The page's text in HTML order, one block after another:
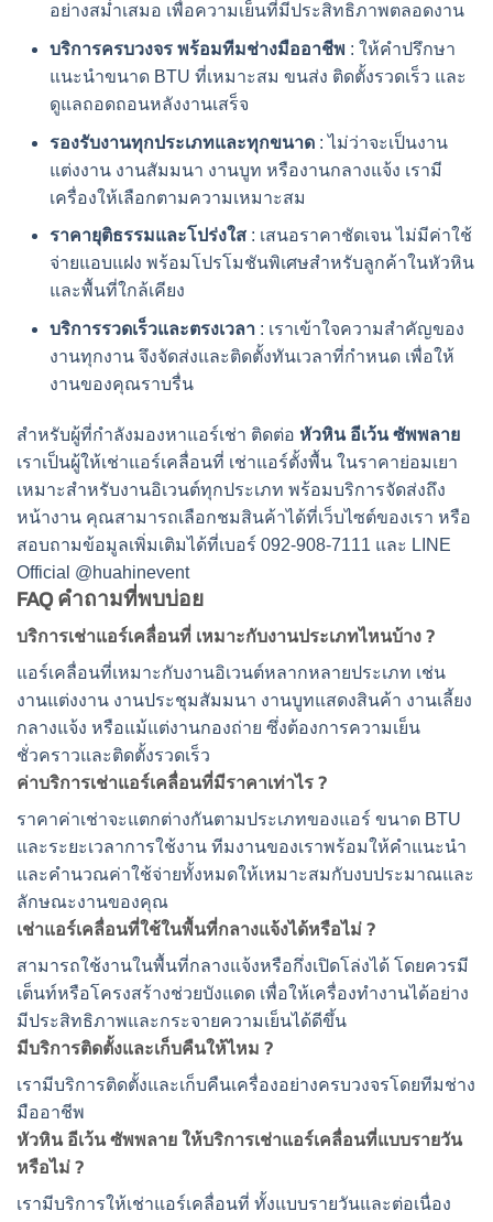
อย่างสม่ำเสมอ เพื่อความเย็นที่มีประสิทธิภาพตลอดงาน
บริการครบวงจร พร้อมทีมช่างมืออาชีพ : ให้คำปรึกษา
แนะนำขนาด BTU ที่เหมาะสม ขนส่ง ติดตั้งรวดเร็ว และ
ดูแลถอดถอนหลังงานเสร็จ
รองรับงานทุกประเภทและทุกขนาด : ไม่ว่าจะเป็นงาน
แต่งงาน งานสัมมนา งานบูท หรืองานกลางแจ้ง เรามี
เครื่องให้เลือกตามความเหมาะสม
ราคายุติธรรมและโปร่งใส : เสนอราคาชัดเจน ไม่มีค่าใช้
จ่ายแอบแฝง พร้อมโปรโมชันพิเศษสำหรับลูกค้าในหัวหิน
และพื้นที่ใกล้เคียง
บริการรวดเร็วและตรงเวลา : เราเข้าใจความสำคัญของ
งานทุกงาน จึงจัดส่งและติดตั้งทันเวลาที่กำหนด เพื่อให้
งานของคุณราบรื่น
สำหรับผู้ที่กำลังมองหาแอร์เช่า ติดต่อ หัวหิน อีเว้น ซัพพลาย
เราเป็นผู้ให้เช่าแอร์เคลื่อนที่ เช่าแอร์ตั้งพื้น ในราคาย่อมเยา
เหมาะสำหรับงานอิเวนต์ทุกประเภท พร้อมบริการจัดส่งถึง
หน้างาน คุณสามารถเลือกชมสินค้าได้ที่เว็บไซต์ของเรา หรือ
สอบถามข้อมูลเพิ่มเติมได้ที่เบอร์ 092-908-7111 และ LINE
Official @huahinevent
FAQ คำถามที่พบบ่อย
บริการเช่าแอร์เคลื่อนที่ เหมาะกับงานประเภทไหนบ้าง ?
แอร์เคลื่อนที่เหมาะกับงานอิเวนต์หลากหลายประเภท เช่น
งานแต่งงาน งานประชุมสัมมนา งานบูทแสดงสินค้า งานเลี้ยง
กลางแจ้ง หรือแม้แต่งานกองถ่าย ซึ่งต้องการความเย็น
ชั่วคราวและติดตั้งรวดเร็ว
ค่าบริการเช่าแอร์เคลื่อนที่มีราคาเท่าไร ?
ราคาค่าเช่าจะแตกต่างกันตามประเภทของแอร์ ขนาด BTU
และระยะเวลาการใช้งาน ทีมงานของเราพร้อมให้คำแนะนำ
และคำนวณค่าใช้จ่ายทั้งหมดให้เหมาะสมกับงบประมาณและ
ลักษณะงานของคุณ
เช่าแอร์เคลื่อนที่ใช้ในพื้นที่กลางแจ้งได้หรือไม่ ?
สามารถใช้งานในพื้นที่กลางแจ้งหรือกึ่งเปิดโล่งได้ โดยควรมี
เต็นท์หรือโครงสร้างช่วยบังแดด เพื่อให้เครื่องทำงานได้อย่าง
มีประสิทธิภาพและกระจายความเย็นได้ดีขึ้น
มีบริการติดตั้งและเก็บคืนให้ไหม ?
เรามีบริการติดตั้งและเก็บคืนเครื่องอย่างครบวงจรโดยทีมช่าง
มืออาชีพ
หัวหิน อีเว้น ซัพพลาย ให้บริการเช่าแอร์เคลื่อนที่แบบรายวัน
หรือไม่ ?
เรามีบริการให้เช่าแอร์เคลื่อนที่ ทั้งแบบรายวันและต่อเนื่อง